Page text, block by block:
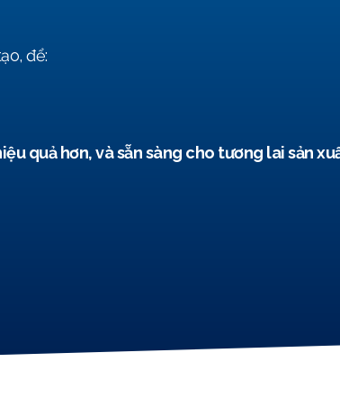
để:
quả hơn, và sẵn sàng cho tương lai sản